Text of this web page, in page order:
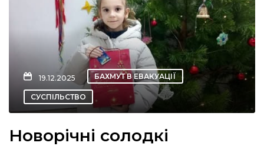
19.12.2025 БАХМУТ В ЕВАКУАЦІЇ
СУСПІЛЬСТВО
Новорічні солодкі